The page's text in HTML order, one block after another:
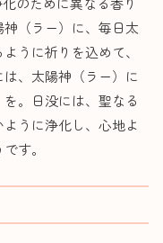
（ラー）に、毎日太
うに祈りを込めて、
、太陽神（ラー）に
。日没には、聖なる
うに浄化し、心地よ
す。